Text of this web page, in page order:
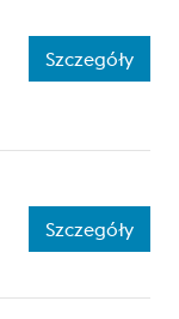
Szczegóły
Szczegóły